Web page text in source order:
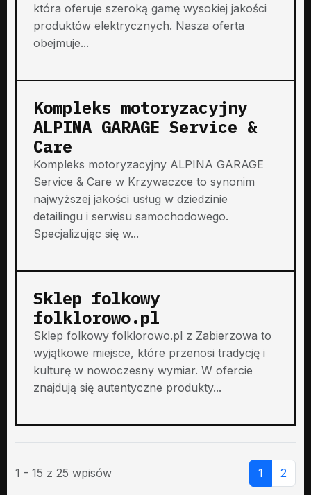
która oferuje szeroką gamę wysokiej jakości
produktów elektrycznych. Nasza oferta
obejmuje...
Kompleks motoryzacyjny
ALPINA GARAGE Service &
Care
Kompleks motoryzacyjny ALPINA GARAGE
Service & Care w Krzywaczce to synonim
najwyższej jakości usług w dziedzinie
detailingu i serwisu samochodowego.
Specjalizując się w...
Sklep folkowy
folklorowo.pl
Sklep folkowy folklorowo.pl z Zabierzowa to
wyjątkowe miejsce, które przenosi tradycję i
kulturę w nowoczesny wymiar. W ofercie
znajdują się autentyczne produkty...
1 - 15 z 25 wpisów 1 2